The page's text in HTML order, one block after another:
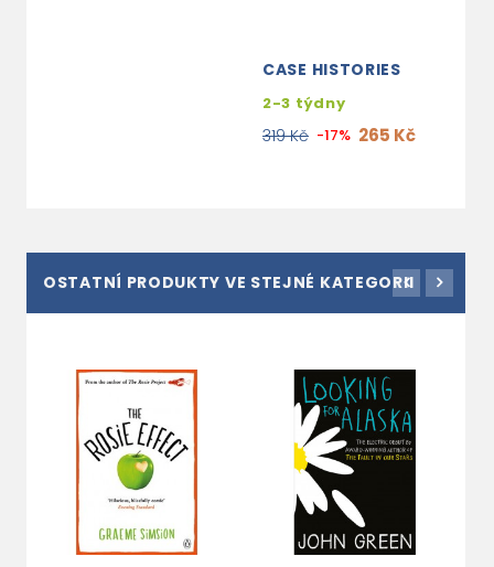
CASE HISTORIES
2-3 týdny
319 Kč -17% 265 Kč
OSTATNÍ PRODUKTY VE STEJNÉ KATEGORII